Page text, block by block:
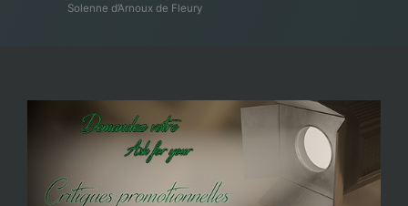
Solenne d’Arnoux de Fleury